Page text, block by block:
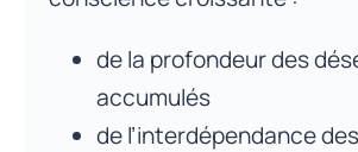
de la profondeur des
accumulés
de l’interdépendance des